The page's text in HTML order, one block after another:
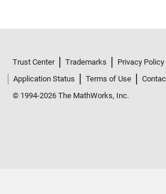
Trust Center Trademarks Privacy Policy
Application Status
Terms of Use
© 1994-2026 The MathWorks, Inc.